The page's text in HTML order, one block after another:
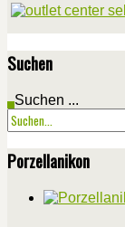
Suchen
Suchen ...
Porzellanikon